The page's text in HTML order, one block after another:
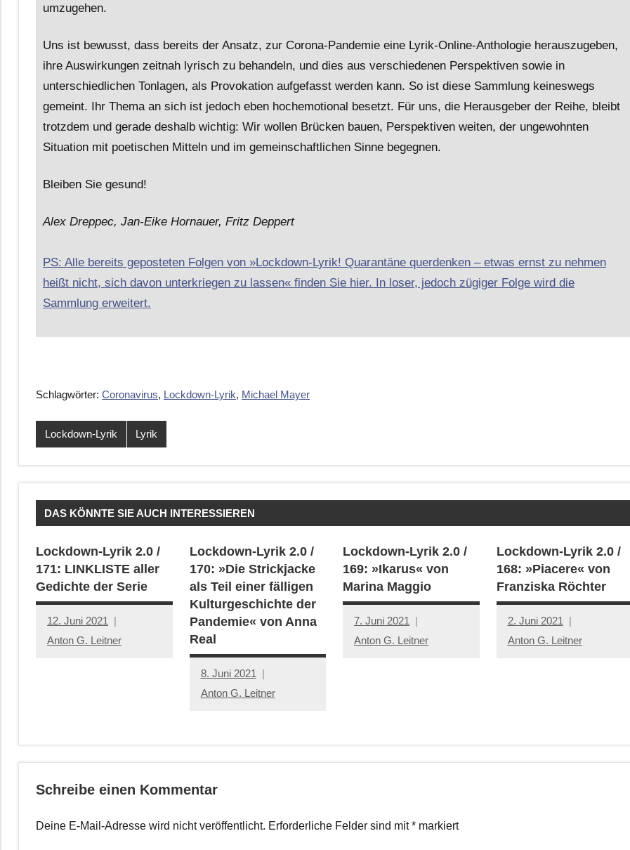
umzugehen.
Uns ist bewusst, dass bereits der Ansatz, zur Corona-Pandemie eine Lyrik-Online-Anthologie herauszugeben,
ihre Auswirkungen zeitnah lyrisch zu behandeln, und dies aus verschiedenen Perspektiven sowie in
unterschiedlichen Tonlagen, als Provokation aufgefasst werden kann. So ist diese Sammlung keineswegs
gemeint. Ihr Thema an sich ist jedoch eben hochemotional besetzt. Für uns, die Herausgeber der Reihe, bleibt
trotzdem und gerade deshalb wichtig: Wir wollen Brücken bauen, Perspektiven weiten, der ungewohnten
Situation mit poetischen Mitteln und im gemeinschaftlichen Sinne begegnen.
Bleiben Sie gesund!
Alex Dreppec, Jan-Eike Hornauer, Fritz Deppert
PS: Alle bereits geposteten Folgen von »Lockdown-Lyrik! Quarantäne querdenken – etwas ernst zu nehmen
heißt nicht, sich davon unterkriegen zu lassen« finden Sie hier. In loser, jedoch zügiger Folge wird die
Sammlung erweitert.
Schlagwörter: Coronavirus, Lockdown-Lyrik, Michael Mayer
Lockdown-Lyrik Lyrik
DAS KÖNNTE SIE AUCH INTERESSIEREN
Lockdown-Lyrik 2.0 /
171: LINKLISTE aller
Gedichte der Serie
12. Juni 2021
Anton G. Leitner
Lockdown-Lyrik 2.0 /
170: »Die Strickjacke
als Teil einer fälligen
Kulturgeschichte der
Pandemie« von Anna
Real
8. Juni 2021
Anton G. Leitner
Lockdown-Lyrik 2.0 /
169: »Ikarus« von
Marina Maggio
7. Juni 2021
Anton G. Leitner
Lockdown-Lyrik 2.0 /
168: »Piacere« von
Franziska Röchter
2. Juni 2021
Anton G. Leitner
Schreibe einen Kommentar
Deine E-Mail-Adresse wird nicht veröffentlicht. Erforderliche Felder sind mit* markiert